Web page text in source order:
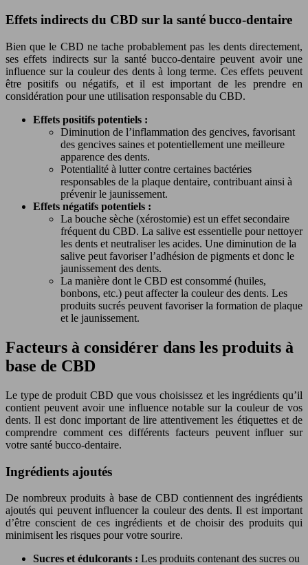
Effets indirects du CBD sur la santé bucco-dentaire
Bien que le CBD ne tache probablement pas les dents directement,
ses effets indirects sur la santé bucco-dentaire peuvent avoir une
influence sur la couleur des dents à long terme. Ces effets peuvent
être positifs ou négatifs, et il est important de les prendre en
considération pour une utilisation responsable du CBD.
Effets positifs potentiels :
Diminution de l’inflammation des gencives, favorisant
des gencives saines et potentiellement une meilleure
apparence des dents.
Potentialité à lutter contre certaines bactéries
responsables de la plaque dentaire, contribuant ainsi à
prévenir le jaunissement.
Effets négatifs potentiels :
La bouche sèche (xérostomie) est un effet secondaire
fréquent du CBD. La salive est essentielle pour nettoyer
les dents et neutraliser les acides. Une diminution de la
salive peut favoriser l’adhésion de pigments et donc le
jaunissement des dents.
La manière dont le CBD est consommé (huiles,
bonbons, etc.) peut affecter la couleur des dents. Les
produits sucrés peuvent favoriser la formation de plaque
et le jaunissement.
Facteurs à considérer dans les produits à
base de CBD
Le type de produit CBD que vous choisissez et les ingrédients qu’il
contient peuvent avoir une influence notable sur la couleur de vos
dents. Il est donc important de lire attentivement les étiquettes et de
comprendre comment ces différents facteurs peuvent influer sur
votre santé bucco-dentaire.
Ingrédients ajoutés
De nombreux produits à base de CBD contiennent des ingrédients
ajoutés qui peuvent influencer la couleur des dents. Il est important
d’être conscient de ces ingrédients et de choisir des produits qui
minimisent les risques pour votre sourire.
Sucres et édulcorants : Les produits contenant des sucres ou